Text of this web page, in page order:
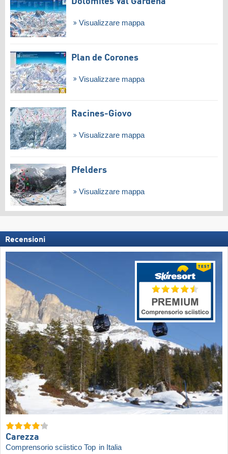
Visualizzare mappa
Plan de Corones
Visualizzare mappa
Racines-Giovo
Visualizzare mappa
Pfelders
Visualizzare mappa
Recensioni
Carezza
Comprensorio sciistico Top in Italia